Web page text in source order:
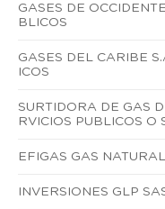
GASES DE
BLICOS
GASES DEL CARIBE
ICOS
SURTIDORA DE GAS
RVICIOS PUBLICOS O
EFIGAS GAS NATURAL
INVERSIONES GLP